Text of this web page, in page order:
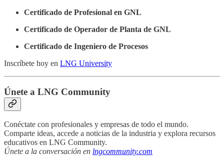
Certificado de Profesional en GNL
Certificado de Operador de Planta de GNL
Certificado de Ingeniero de Procesos
Inscríbete hoy en LNG University
Únete a LNG Community
Conéctate con profesionales y empresas de todo el mundo.
Comparte ideas, accede a noticias de la industria y explora recursos
educativos en LNG Community.
Únete a la conversación en lngcommunity.com